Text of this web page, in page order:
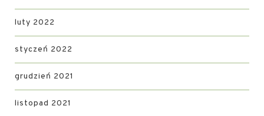
luty 2022
styczeń 2022
grudzień 2021
listopad 2021